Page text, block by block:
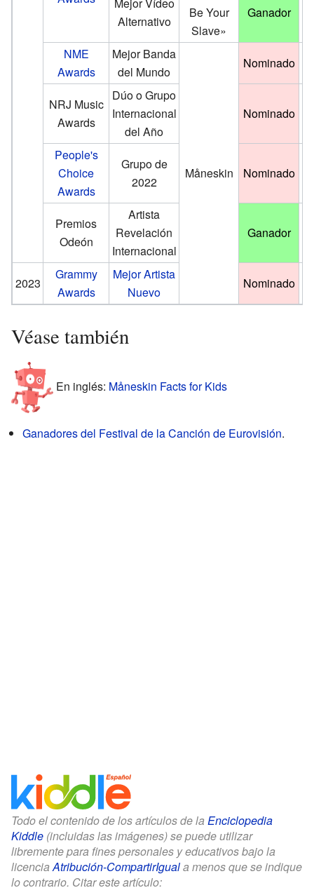
Mejor Vídeo
Alternativo
Be Your
Slave»
Ganador
NME
Awards
Mejor Banda
del Mundo
Måneskin
Nominado
NRJ Music
Awards
Dúo o Grupo
Internacional
del Año
Nominado
People's
Choice
Awards
Grupo de
2022
Nominado
Premios
Odeón
Artista
Revelación
Internacional
Ganador
2023
Grammy
Awards
Mejor Artista
Nuevo
Nominado
Véase también
En inglés: Måneskin Facts for Kids
Ganadores del Festival de la Canción de Eurovisión.
Todo el contenido de los artículos de la Enciclopedia
Kiddle (incluidas las imágenes) se puede utilizar
libremente para fines personales y educativos bajo la
licenciaAtribución-CompartirIguala menos que se indique
lo contrario. Citar este artículo: